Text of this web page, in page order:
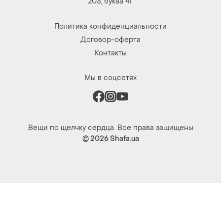
Политика конфиденциальности
Договор-оферта
Контакты
Мы в соцсетях
Вещи по щелчку сердца. Все права защищены
© 2026Shafa.ua